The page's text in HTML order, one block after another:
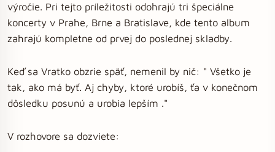
výročie. Pri tejto príležitosti odohrajú tri špeciálne
koncerty v Prahe, Brne a Bratislave, kde tento album
zahrajú kompletne od prvej do poslednej skladby.
Keď sa Vratko obzrie späť, nemenil by nič: " Všetko je
tak, ako má byť. Aj chyby, ktoré urobíš, ťa v konečnom
dôsledku posunú a urobia lepším ."
V rozhovore sa dozviete: